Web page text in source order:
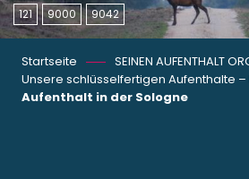
121 9000 9042
Startseite
SEINEN AUFENTHALT
Unsere schlüsselfertigen Aufenthalte –
Aufenthalt in der Sologne